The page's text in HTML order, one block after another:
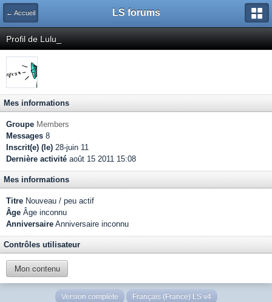
← Accueil LS forums
Profil de Lulu_
Mes informations
Groupe Members
Messages 8
Inscrit(e) (le) 28-juin 11
Dernière activité août 15 2011 15:08
Mes informations
Titre Nouveau / peu actif
Âge Âge inconnu
Anniversaire Anniversaire inconnu
Contrôles utilisateur
Mon contenu
Version complète Français (France) LS v4